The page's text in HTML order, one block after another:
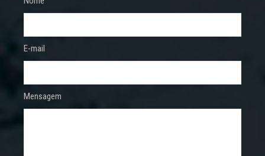
E-mail
Mensagem